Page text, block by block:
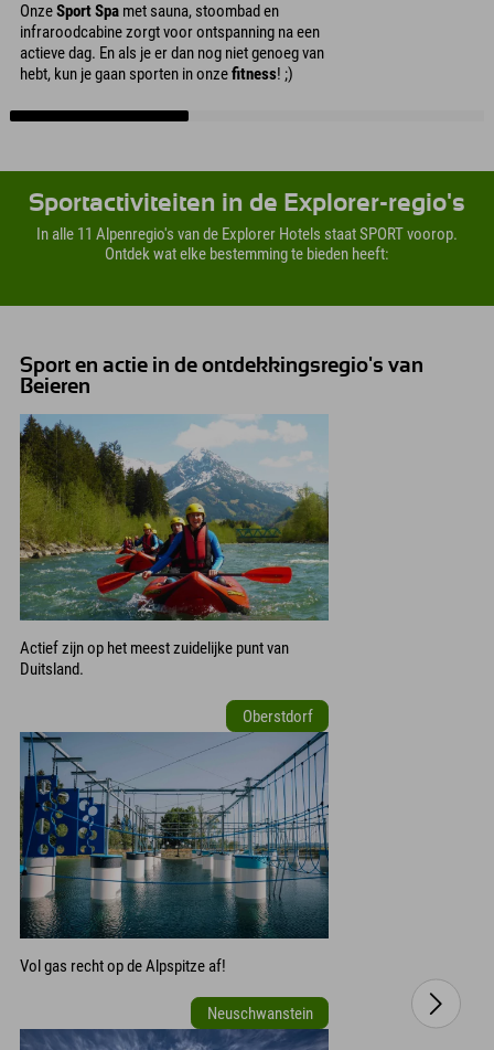
OnzeSport Spa met sauna, stoombad en
infraroodcabine zorgt voor ontspanning na een
actieve dag. En als je er dan nog niet genoeg van
hebt, kun je gaan sporten in onzefitness! ;)
Sportactiviteiten in de Explorer-regio's
In alle 11 Alpenregio's van de Explorer Hotels staat SPORT voorop.
Ontdek wat elke bestemming te bieden heeft:
Sport en actie in de ontdekkingsregio's van
Beieren
Actief zijn op het meest zuidelijke punt van
Duitsland.
Oberstdorf
Vol gas recht op de Alpspitze af!
Neuschwanstein